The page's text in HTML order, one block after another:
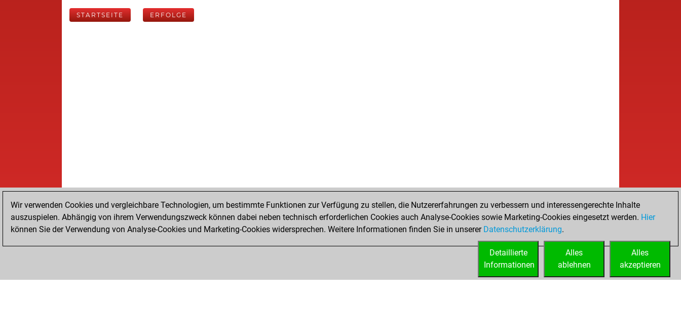
STARTSEITE ERFOLGE
Wir verwenden Cookies und vergleichbare Technologien, um bestimmte Funktionen zur Verfügung zu stellen, die Nutzererfahrungen zu verbessern und interessengerechte Inhalte
auszuspielen. Abhängig von ihrem Verwendungszweck können dabei neben technisch erforderlichen Cookies auch Analyse-Cookies sowie Marketing-Cookies eingesetzt werden. Hier
können Sie der Verwendung von Analyse-Cookies und Marketing-Cookies widersprechen. Weitere Informationen finden Sie in unserer Datenschutzerklärung.
Alles
akzeptieren
Alles
ablehnen
Detaillierte
Informationen